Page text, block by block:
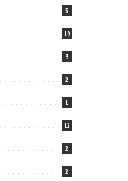
5
19
3
2
1
12
2
2